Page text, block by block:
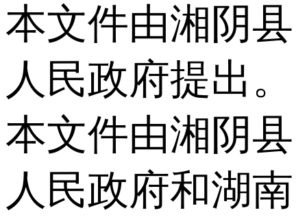
本文件由湘阴县
人民政府提出。
本文件由湘阴县
人民政府和湖南